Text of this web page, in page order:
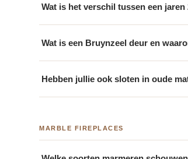
Wat is het verschil tussen een jaren
Wat is een Bruynzeel deur en
Hebben jullie ook sloten in oude
MARBLE FIREPLACES